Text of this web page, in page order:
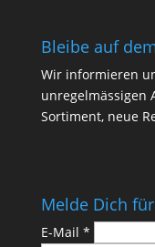
Bleibe auf
Wir informieren
unregelmässigen
Sortiment, neue
Melde Dich
E-Mail *